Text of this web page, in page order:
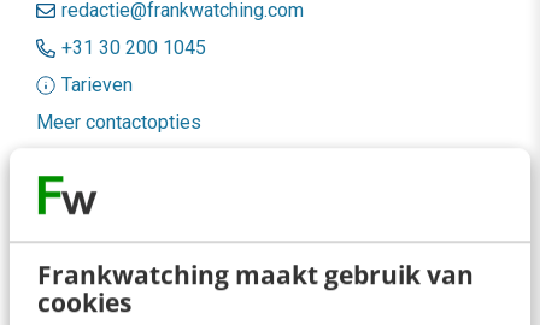
Frankwatching maakt gebruik van
cookies
redactie@frankwatching.com
+31 30 200 1045
Tarieven
Meer contactopties
Frankwatching
Contact